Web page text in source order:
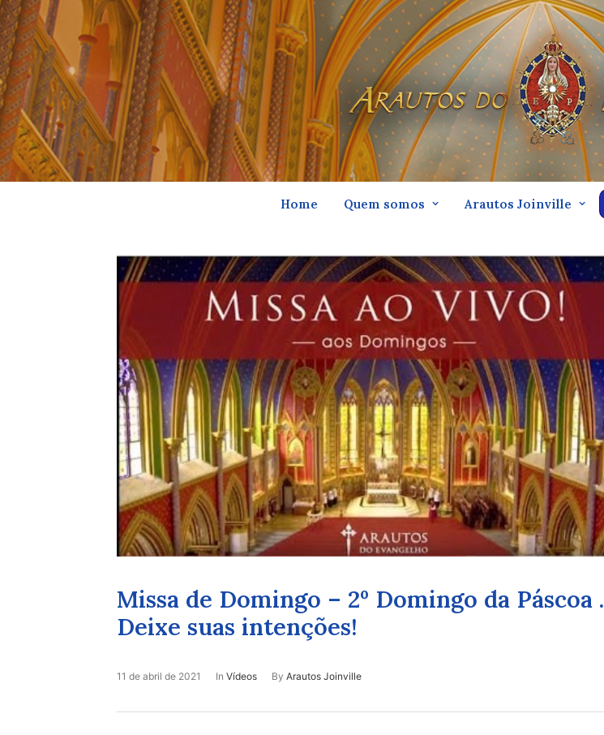
Home Quem somos Arautos Joinville
Missa de Domingo – 2º Domingo da Páscoa .
Deixe suas intenções!
11 de abril de 2021 In Vídeos By Arautos Joinville